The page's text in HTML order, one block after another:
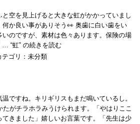
空を見上げると大きな虹がかかっていまし
か良い事がありそう👀 奥歯に白い歯をい
のですが、素材は色々あります。保険の場
… “虹” の続きを読む
テゴリ： 未分類
ですね。キリギリスもまだ鳴いているし。
たがチラホラみうけられます。「やはりここ
きました」嬉しいお言葉です。「先生は少